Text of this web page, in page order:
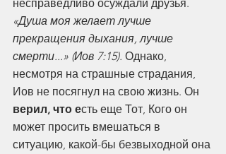
несправедливо осуждали друзья.
«Душа моя желает лучше
прекращения дыхания, лучше
смерти...» (Иов 7:15). Однако,
несмотря на страшные страдания,
Иов не посягнул на свою жизнь. Он
верил, что есть еще Тот, Кого он
может просить вмешаться в
ситуацию, какой-бы безвыходной она